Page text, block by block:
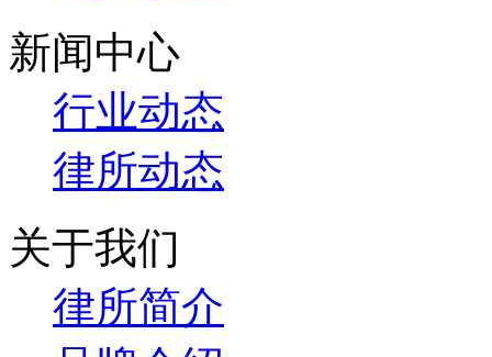
新闻中心
行业动态
律所动态
关于我们
律所简介